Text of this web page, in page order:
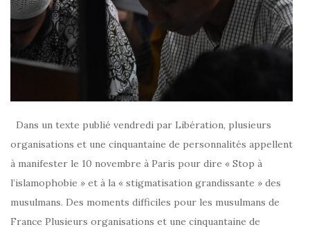
Dans un texte publié vendredi par Libération, plusieurs
organisations et une cinquantaine de personnalités appellent
à manifester le 10 novembre à Paris pour dire « Stop à
l’islamophobie » et à la « stigmatisation grandissante » des
musulmans. Des moments difficiles pour les musulmans de
France Plusieurs organisations et une cinquantaine de